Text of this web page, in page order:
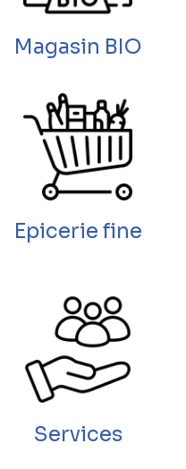
Magasin BIO
Epicerie fine
Services